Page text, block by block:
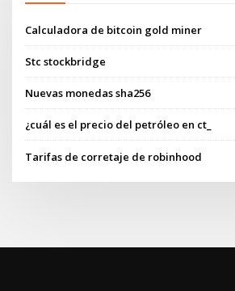
Calculadora de bitcoin gold miner
Stc stockbridge
Nuevas monedas sha256
¿cuál es el precio del petróleo en ct_
Tarifas de corretaje de robinhood